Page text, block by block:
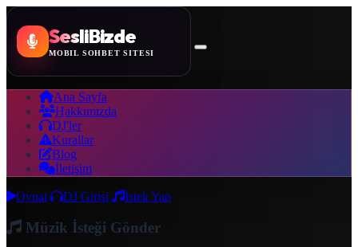
SesliBizde
MOBİL SOHBET SİTESİ
Ana Sayfa
Hakkımızda
DJ'ler
Kurallar
Blog
İletişim
Oynat DJ Girişi İstek Yap
Müzik İsteği Gönder